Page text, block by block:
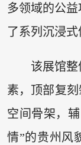
多领域的公
了系列沉浸式
该展馆
素，顶部复
空间骨架，
情”的贵州风